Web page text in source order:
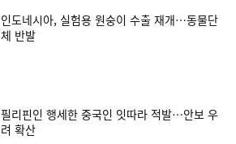
인도네시아, 실험용 원숭이 수출 재개…동물단
체 반발
필리핀인 행세한 중국인 잇따라 적발…안보 우
려 확산